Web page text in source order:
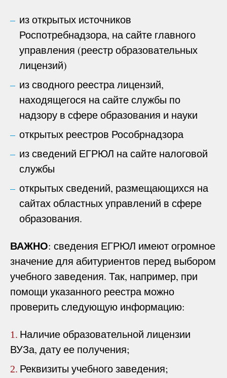
из открытых источников
Роспотребнадзора, на сайте главного
управления (реестр образовательных
лицензий)
из сводного реестра лицензий,
находящегося на сайте службы по
надзору в сфере образования и науки
открытых реестров Рособрнадзора
из сведений ЕГРЮЛ на сайте налоговой
службы
открытых сведений, размещающихся на
сайтах областных управлений в сфере
образования.
ВАЖНО: сведения ЕГРЮЛ имеют огромное
значение для абитуриентов перед выбором
учебного заведения. Так, например, при
помощи указанного реестра можно
проверить следующую информацию:
1. Наличие образовательной лицензии
ВУЗа, дату ее получения;
2. Реквизиты учебного заведения;